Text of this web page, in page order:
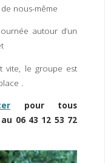
nous-même
autour d’un
vite, le groupe est
.
pour tous
06 43 12 53 72